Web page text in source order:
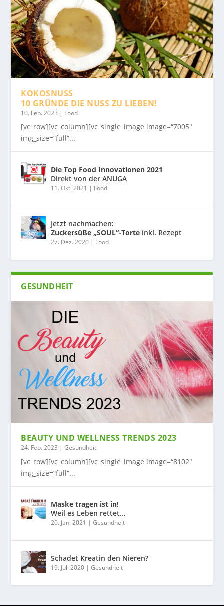
KOKOSNUSS
10 GRÜNDE DIE NUSS ZU LIEBEN!
10. Feb. 2023 | Food
[vc_row][vc_column][vc_single_image image=“7005″
img_size=“full“...
Die Top Food Innovationen 2021
Direkt von der ANUGA
11. Okt. 2021 | Food
Jetzt nachmachen:
Zuckersüße „SOUL“-Torte inkl. Rezept
27. Dez. 2020 | Food
GESUNDHEIT
BEAUTY UND WELLNESS TRENDS 2023
24. Feb. 2023 |Gesundheit
[vc_row][vc_column][vc_single_image image=“8102″
img_size=“full“...
Maske tragen ist in!
Weil es Leben rettet…
20. Jan. 2021 |Gesundheit
Schadet Kreatin den Nieren?
19. Juli 2020 |Gesundheit